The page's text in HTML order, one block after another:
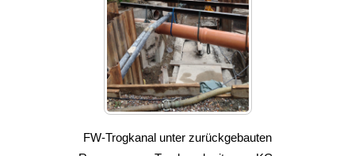
FW-Trogkanal unter zurückgebauten